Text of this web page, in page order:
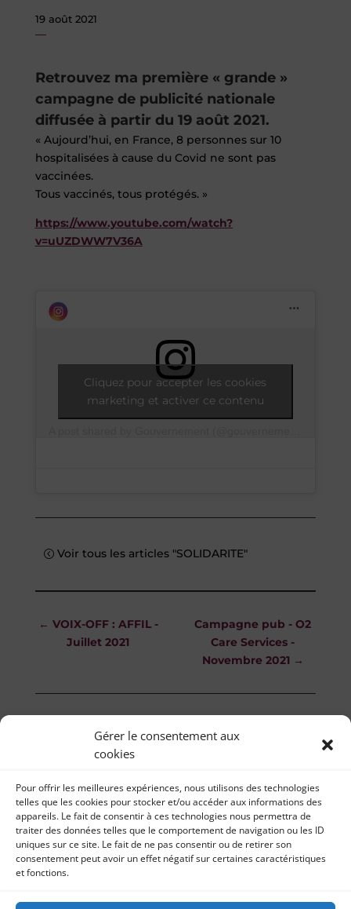
Gérer le consentement aux
cookies
Pour offrir les meilleures expériences, nous utilisons des technologies
telles que les cookies pour stocker et/ou accéder aux informations des
appareils. Le fait de consentir à ces technologies nous permettra de
traiter des données telles que le comportement de navigation ou les ID
uniques sur ce site. Le fait de ne pas consentir ou de retirer son
consentement peut avoir un effet négatif sur certaines caractéristiques
et fonctions.
19 août 2021
Retrouvez ma première « grande »
campagne de publicité nationale
diffusée à partir du 19 août 2021.
« Aujourd’hui, en France, 8 personnes sur 10
hospitalisées à cause du Covid ne sont pas
vaccinées.
Tous vaccinés, tous protégés. »
https://www.youtube.com/watch?
v=uUZDWW7V36A
Cliquez pour accepter les cookies
marketing et activer ce contenu
Voir tous les articles "SOLIDARITE"
← VOIX-OFF : AFFIL -
Juillet 2021
Campagne pub - O2
Care Services -
Novembre 2021 →